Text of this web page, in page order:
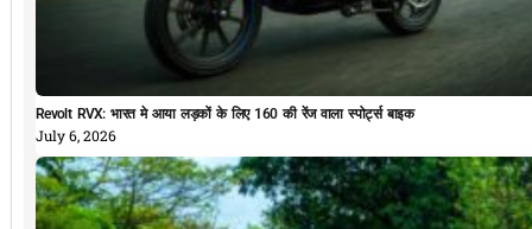
Revolt RVX: भारत मे आया लड़कों के लिए 160 की रेंज वाला स्पोर्ट्स बाइक
July 6, 2026